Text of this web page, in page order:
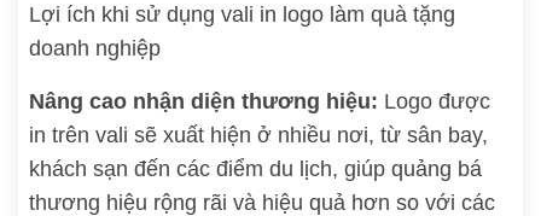
Lợi ích khi sử dụng vali in logo làm quà tặng
doanh nghiệp
Nâng cao nhận diện thương hiệu: Logo được
in trên vali sẽ xuất hiện ở nhiều nơi, từ sân bay,
khách sạn đến các điểm du lịch, giúp quảng bá
thương hiệu rộng rãi và hiệu quả hơn so với các